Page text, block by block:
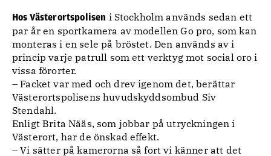
Hos Västerortspolisen i Stockholm används sedan ett
par år en sportkamera av modellen Go pro, som kan
monteras i en sele på bröstet. Den används av i
princip varje patrull som ett verktyg mot social oro i
vissa förorter.
– Facket var med och drev igenom det, berättar
Västerortspolisens huvudskyddsombud Siv
Stendahl.
Enligt Brita Nääs, som jobbar på utryckningen i
Västerort, har de önskad effekt.
– Vi sätter på kamerorna så fort vi känner att det